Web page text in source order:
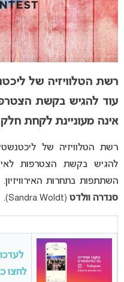
רשת הטלוויזיה של
עוד להגיש בקשת
אינה מעוניינת לקחת
רשת הטלוויזיה של
להגיש בקשת הצטרפות
השתתפות בתחרות
סנדרה וולדט (Sandra Woldt).
לחצו